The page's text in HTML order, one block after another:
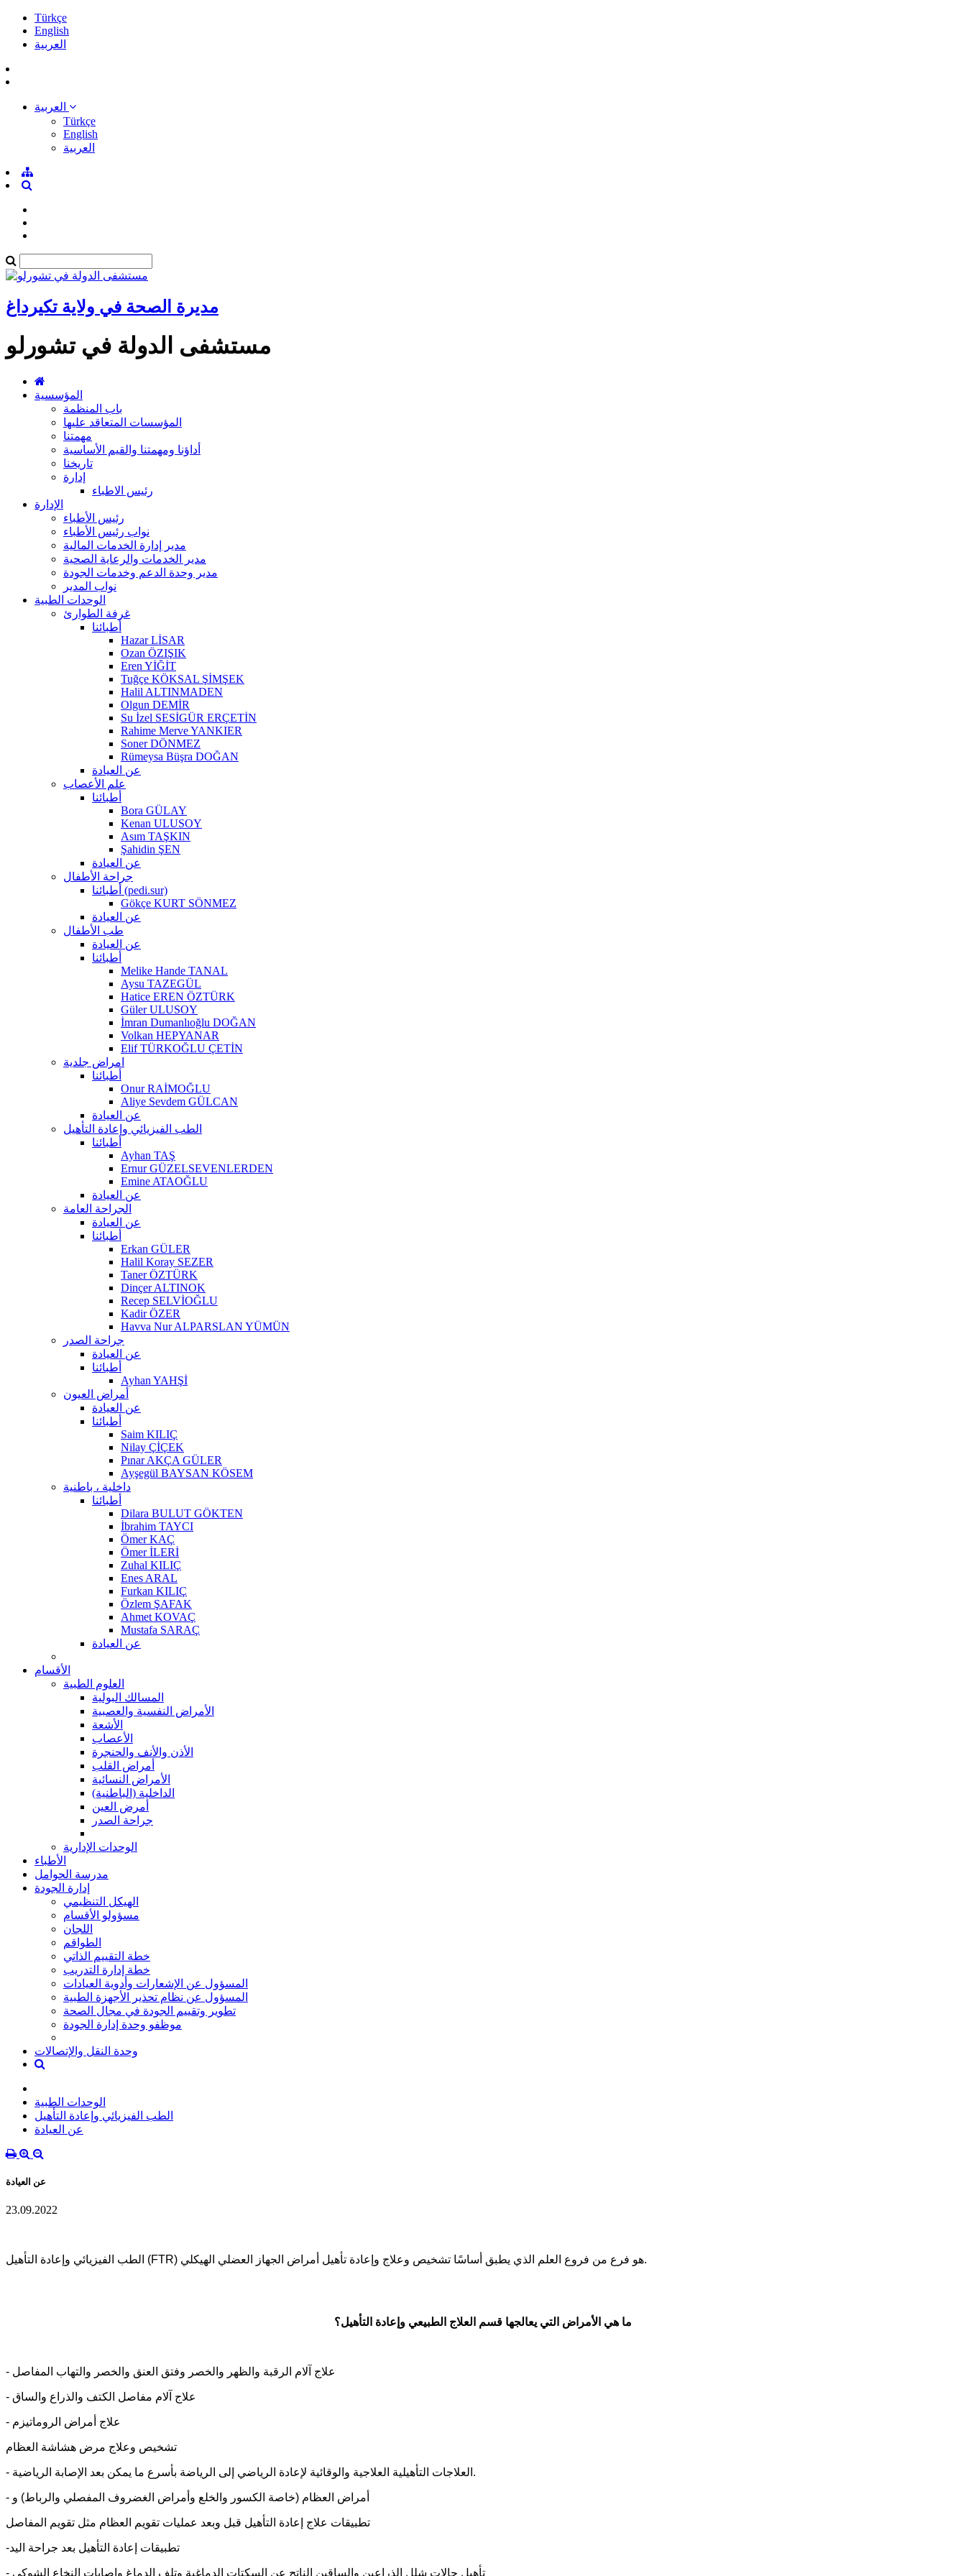
Türkçe
English
العربية
Türkçe
English
العربية
مديرة الصحة في ولاية تكيرداغ
مستشفى الدولة في تشورلو
المؤسسية
باب المنظمة
المؤسسات المتعاقد عليها
مهمتنا
أداؤنا ومهمتنا والقيم الأساسية
تاريخنا
إدارة
رئيس الاطباء
الإدارة
رئيس الأطباء
نواب رئيس الأطباء
مدير إدارة الخدمات المالية
مدير الخدمات والرعاية الصحية
مدير وحدة الدعم وخدمات الجودة
نواب المدير
الوحدات الطبية
غرفة الطوارئ
أطبائنا
Hazar LİSAR
Ozan ÖZIŞIK
Eren YİĞİT
Tuğçe KÖKSAL ŞİMŞEK
Halil ALTINMADEN
Olgun DEMİR
Su İzel SESİGÜR ERÇETİN
Rahime Merve YANKIER
Soner DÖNMEZ
Rümeysa Büşra DOĞAN
عن العيادة
علم الأعصاب
أطبائنا
Bora GÜLAY
Kenan ULUSOY
Asım TAŞKIN
Şahidin ŞEN
عن العيادة
جراحة الأطفال
أطبائنا (pedi.sur)
Gökçe KURT SÖNMEZ
عن العيادة
طب الأطفال
عن العيادة
أطبائنا
Melike Hande TANAL
Aysu TAZEGÜL
Hatice EREN ÖZTÜRK
Güler ULUSOY
İmran Dumanlıoğlu DOĞAN
Volkan HEPYANAR
Elif TÜRKOĞLU ÇETİN
امراض جلدية
أطبائنا
Onur RAİMOĞLU
Aliye Sevdem GÜLCAN
عن العيادة
الطب الفيزيائي وإعادة التأهيل
أطبائنا
Ayhan TAŞ
Ernur GÜZELSEVENLERDEN
Emine ATAOĞLU
عن العيادة
الجراحة العامة
عن العيادة
أطبائنا
Erkan GÜLER
Halil Koray SEZER
Taner ÖZTÜRK
Dinçer ALTINOK
Recep SELVİOĞLU
Kadir ÖZER
Havva Nur ALPARSLAN YÜMÜN
جراحة الصدر
عن العيادة
أطبائنا
Ayhan YAHŞİ
أمراض العيون
عن العيادة
أطبائنا
Saim KILIÇ
Nilay ÇİÇEK
Pınar AKÇA GÜLER
Ayşegül BAYSAN KÖSEM
داخلية ، باطنية
أطبائنا
Dilara BULUT GÖKTEN
İbrahim TAYCI
Ömer KAÇ
Ömer İLERİ
Zuhal KILIÇ
Enes ARAL
Furkan KILIÇ
Özlem ŞAFAK
Ahmet KOVAÇ
Mustafa SARAÇ
عن العيادة
الأقسام
العلوم الطبية
المسالك البولية
الأمراض النفسية والعصبية
الأشعة
الأعصاب
الأذن والأنف والحنجرة
أمراض القلب
الأمراض النسائية
الداخلية (الباطنية)
أمرض العين
جراحة الصدر
الوحدات الإدارية
الأطباء
مدرسة الحوامل
إدارة الجودة
الهيكل التنظيمي
مسؤولو الأقسام
اللجان
الطواقم
خطة التقييم الذاتي
خطة إدارة التدريب
المسؤول عن الإشعارات وأدوية العيادات
المسؤول عن نظام تحذير الأجهزة الطبية
تطوير وتقييم الجودة في مجال الصحة
موظفو وحدة إدارة الجودة
وحدة النقل والإتصالات
الوحدات الطبية
الطب الفيزيائي وإعادة التأهيل
عن العيادة
عن العيادة
23.09.2022
الطب الفيزيائي وإعادة التأهيل (FTR) هو فرع من فروع العلم الذي يطبق أساسًا تشخيص وعلاج وإعادة تأهيل أمراض الجهاز العضلي الهيكلي.
ما هي الأمراض التي يعالجها قسم العلاج الطبيعي وإعادة التأهيل؟
- علاج آلام الرقبة والظهر والخصر وفتق العنق والخصر والتهاب المفاصل
- علاج آلام مفاصل الكتف والذراع والساق
- علاج أمراض الروماتيزم
تشخيص وعلاج مرض هشاشة العظام
- العلاجات التأهيلية العلاجية والوقائية لإعادة الرياضي إلى الرياضة بأسرع ما يمكن بعد الإصابة الرياضية.
- أمراض العظام (خاصة الكسور والخلع وأمراض الغضروف المفصلي والرباط) و
تطبيقات علاج إعادة التأهيل قبل وبعد عمليات تقويم العظام مثل تقويم المفاصل
-تطبيقات إعادة التأهيل بعد جراحة اليد
- تأهيل حالات شلل الذراعين والساقين الناتج عن السكتات الدماغية وتلف الدماغ وإصابات النخاع الشوكي